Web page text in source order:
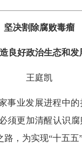
坚决割除腐败毒瘤
良好政治生态和发
王庭凯
事业发展进程中
须更加清醒认识
，为实现“十五五